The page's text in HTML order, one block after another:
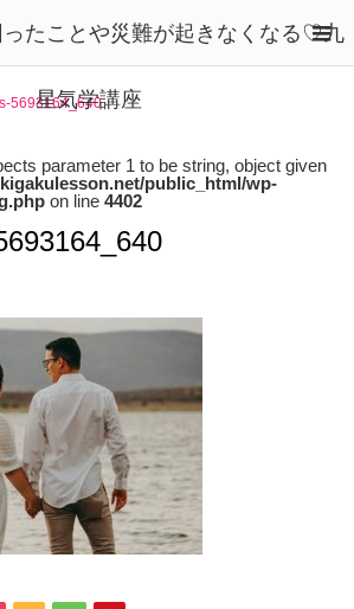
たことや災難が起きなくなる♡九
星気学講座
5693164_640
parameter 1 to be string, object given
kigakulesson.net/public_html/wp-
on line 4402